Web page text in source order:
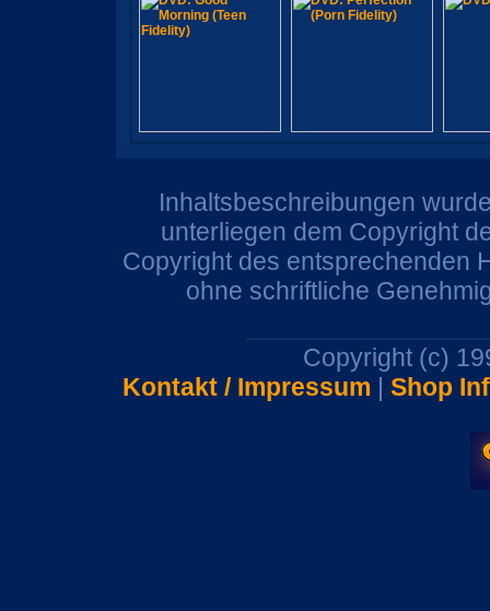
Inhaltsbeschreibungen
unterliegen dem Copyright
Copyright des entsprechenden
ohne schriftliche
Copyright (c)
Kontakt / Impressum | Shop